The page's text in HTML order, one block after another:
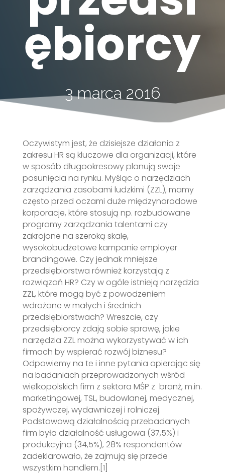
ębiorcy
3 marca 2016
Oczywistym jest, że dzisiejsze działania z
zakresu HR są kluczowe dla organizacji, które
w sposób długookresowy planują swoje
posunięcia na rynku. Myśląc o narzędziach
zarządzania zasobami ludzkimi (ZZL), mamy
często przed oczami duże międzynarodowe
korporacje, które stosują np. rozbudowane
programy zarządzania talentami czy
zakrojone na szeroką skalę,
wysokobudżetowe kampanie employer
brandingowe. Czy jednak mniejsze
przedsiębiorstwa również korzystają z
rozwiązań HR? Czy w ogóle istnieją narzędzia
ZZL, które mogą być z powodzeniem
wdrażane w małych i średnich
przedsiębiorstwach? Wreszcie, czy
przedsiębiorcy zdają sobie sprawę, jakie
narzędzia ZZL można wykorzystywać w ich
firmach by wspierać rozwój biznesu?
Odpowiemy na te i inne pytania opierając się
na badaniach przeprowadzonych wśród
wielkopolskich firm z sektora MŚP z branż, m.in.
marketingowej, TSL, budowlanej, medycznej,
spożywczej, wydawniczej i rolniczej.
Podstawową działalnością przebadanych
firm była działalność usługowa (37,5%) i
produkcyjna (34,5%), 28% respondentów
zadeklarowało, że zajmują się przede
wszystkim handlem.[1]